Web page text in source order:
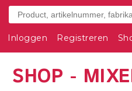
Inloggen Registreren
SHOP -